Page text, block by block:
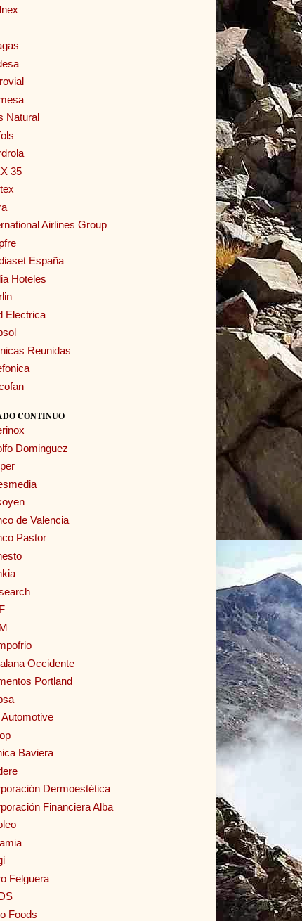
Natural
35
Airlines Group
España
Hoteles
Electrica
Reunidas
CONTINUO
Dominguez
de Valencia
Pastor
Occidente
Portland
Baviera
Dermoestética
Financiera Alba
Felguera
Foods